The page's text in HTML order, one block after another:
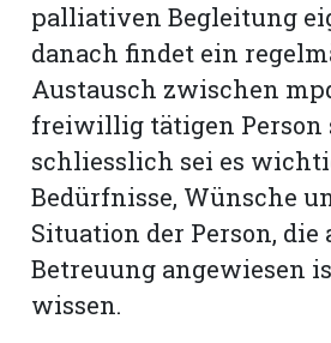
palliativen Begleitung
danach findet ein
Austausch zwischen
freiwillig tätigen Person
schliesslich sei es
Bedürfnisse, Wünsche
Situation der Person,
Betreuung angewiesen
wissen.